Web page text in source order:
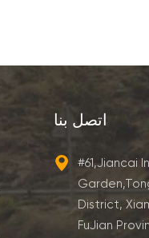
اتصل بنا
#61,Jiancai
District,
FuJian